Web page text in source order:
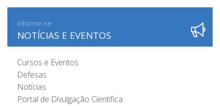
informe-se
NOTÍCIAS E EVENTOS
Cursos e Eventos
Defesas
Notícias
Portal de Divulgação Científica